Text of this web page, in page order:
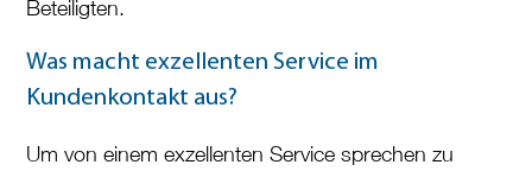
Beteiligten.
Was macht exzellenten Service im
Kundenkontakt aus?
Um von einem exzellenten Service sprechen zu